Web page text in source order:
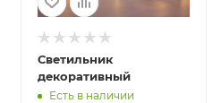
Светильник
декоративный
Есть в наличии